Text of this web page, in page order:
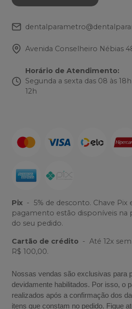
Avenida Conselheiro Nébias
Horário de Atendimento:
Segunda a sexta das 08 às
12h
Pix - 5% de desconto. Chave Pix
pagamento estão disponíveis na
do seu pedido.
Cartão de crédito - Até 12x
R$ 100,00.
Nossas vendas são exclusivas para
devidamente habilitados. Por isso, o
realizados após a confirmação dos
itens que constam no pedido. Fique